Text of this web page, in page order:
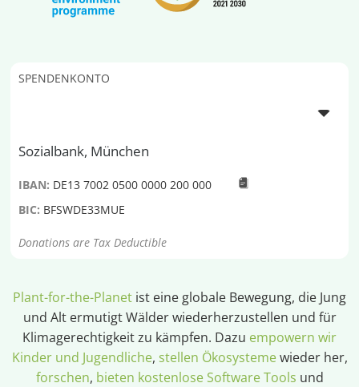
SPENDENKONTO
Sozialbank, München
IBAN: DE13 7002 0500 0000 200 000
BIC: BFSWDE33MUE
Donations are Tax Deductible
Plant-for-the-Planet ist eine globale Bewegung, die Jung
und Alt ermutigt Wälder wiederherzustellen und für
Klimagerechtigkeit zu kämpfen. Dazu empowern wir
Kinder und Jugendliche, stellen Ökosystemewieder her,
forschen, bieten kostenlose Software Tools und